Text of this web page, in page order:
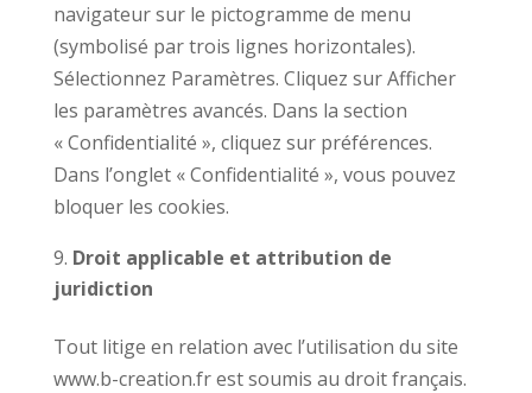
navigateur sur le pictogramme de menu
(symbolisé par trois lignes horizontales).
Sélectionnez Paramètres. Cliquez sur Afficher
les paramètres avancés. Dans la section
« Confidentialité », cliquez sur préférences.
Dans l’onglet « Confidentialité », vous pouvez
bloquer les cookies.
Droit applicable et attribution de
juridiction
Tout litige en relation avec l’utilisation du site
www.b-creation.fr est soumis au droit français.